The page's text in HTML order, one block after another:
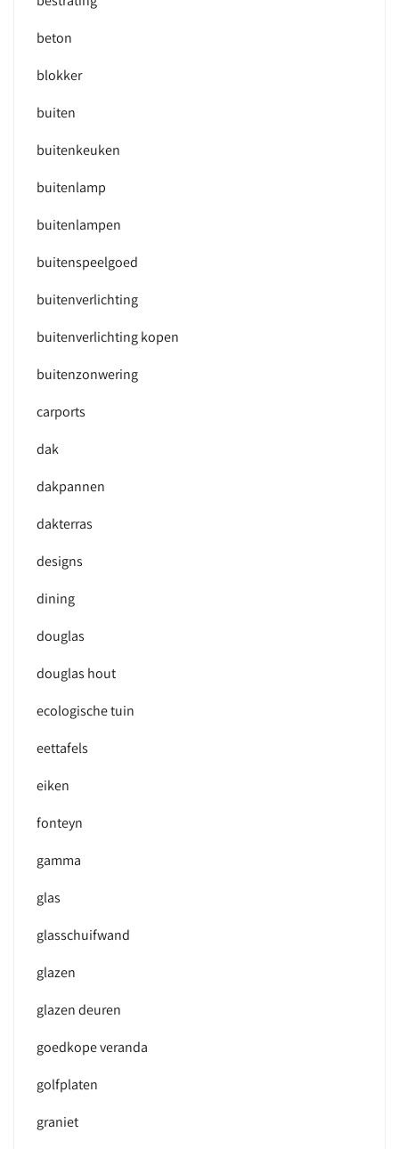
beton
blokker
buiten
buitenkeuken
buitenlamp
buitenlampen
buitenspeelgoed
buitenverlichting
buitenverlichting kopen
buitenzonwering
carports
dak
dakpannen
dakterras
designs
dining
douglas
douglas hout
ecologische tuin
eettafels
eiken
fonteyn
gamma
glas
glasschuifwand
glazen
glazen deuren
goedkope veranda
golfplaten
graniet